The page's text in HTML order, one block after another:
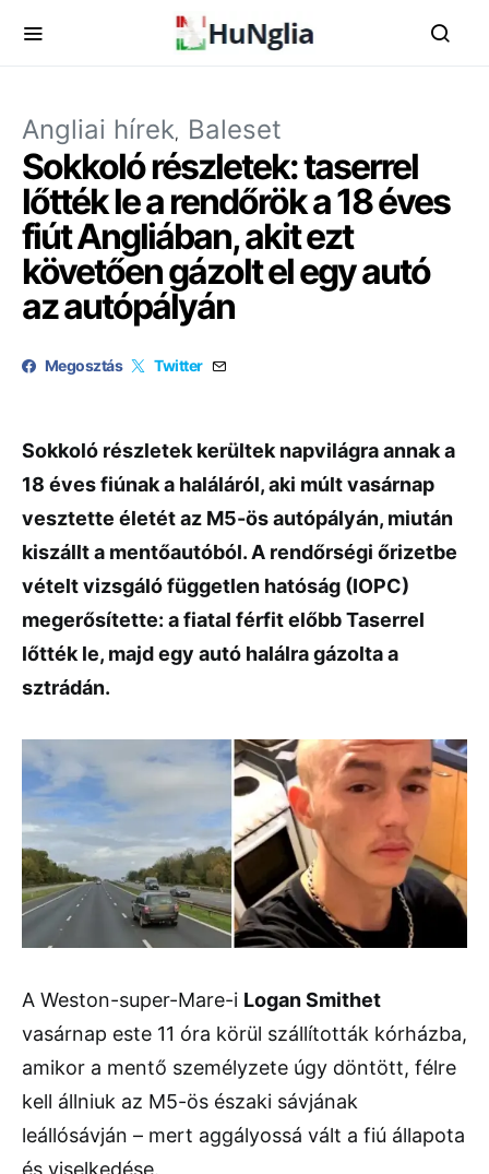
Angliai hírek Baleset
Sokkoló részletek: taserrel
lőtték le a rendőrök a 18 éves
fiút Angliában, akit ezt
követően gázolt el egy autó
az autópályán
Megosztás Twitter
Sokkoló részletek kerültek napvilágra annak a
18 éves fiúnak a haláláról, aki múlt vasárnap
vesztette életét az M5-ös autópályán, miután
kiszállt a mentőautóból. A rendőrségi őrizetbe
vételt vizsgáló független hatóság (IOPC)
megerősítette: a fiatal férfit előbb Taserrel
lőtték le, majd egy autó halálra gázolta a
sztrádán.
A Weston-super-Mare-i Logan Smithet
vasárnap este 11 óra körül szállították kórházba,
amikor a mentő személyzete úgy döntött, félre
kell állniuk az M5-ös északi sávjának
leállósávján – mert aggályossá vált a fiú állapota
és viselkedése.